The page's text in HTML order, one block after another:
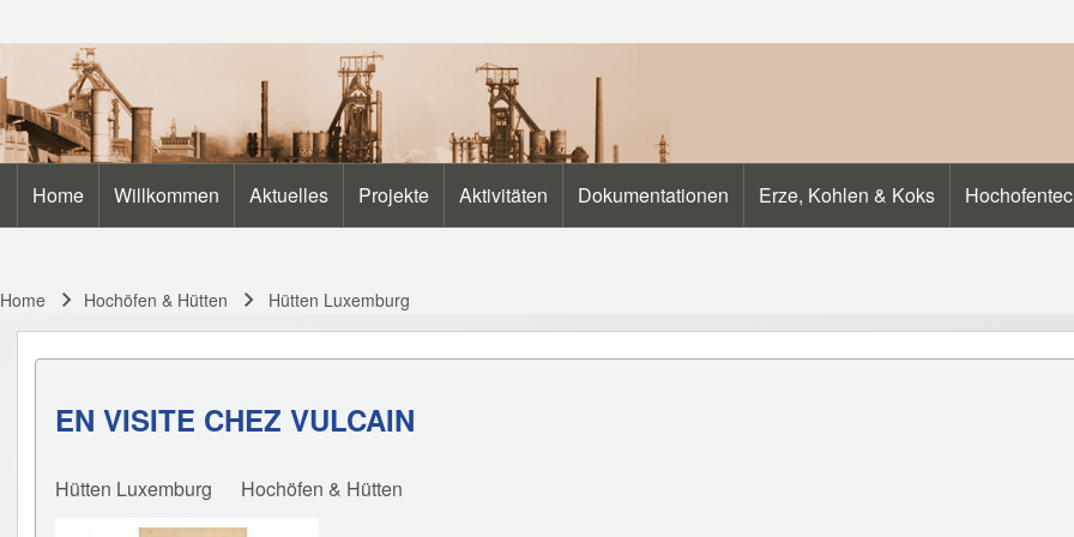
Search
Main navigation
Home Willkommen Aktuelles Projekte Aktivitäten Dokumentationen Erze, Kohlen & Koks
Breadcrumb
Home Hochöfen & Hütten Hütten Luxemburg
EN VISITE CHEZ VULCAIN
Hütten Luxemburg Hochöfen & Hütten